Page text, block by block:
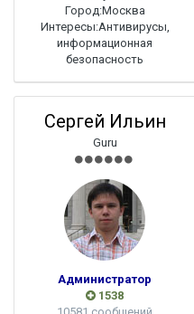
Город:Москва
Интересы:Антивирусы,
информационная
безопасность
Сергей Ильин
Guru
Администратор
1538